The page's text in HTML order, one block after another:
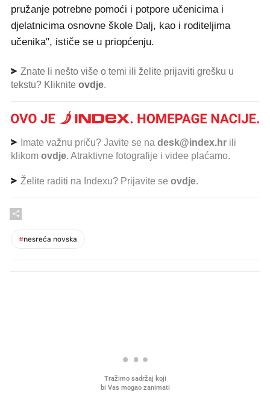
pružanje potrebne pomoći i potpore učenicima i
djelatnicima osnovne škole Dalj, kao i roditeljima
učenika", ističe se u priopćenju.
Znate li nešto više o temi ili želite prijaviti grešku u
tekstu? Kliknite ovdje.
Imate važnu priču? Javite se na desk@index.hr ili
klikom ovdje. Atraktivne fotografije i videe plaćamo.
Želite raditi na Indexu? Prijavite se ovdje.
#nesreća novska